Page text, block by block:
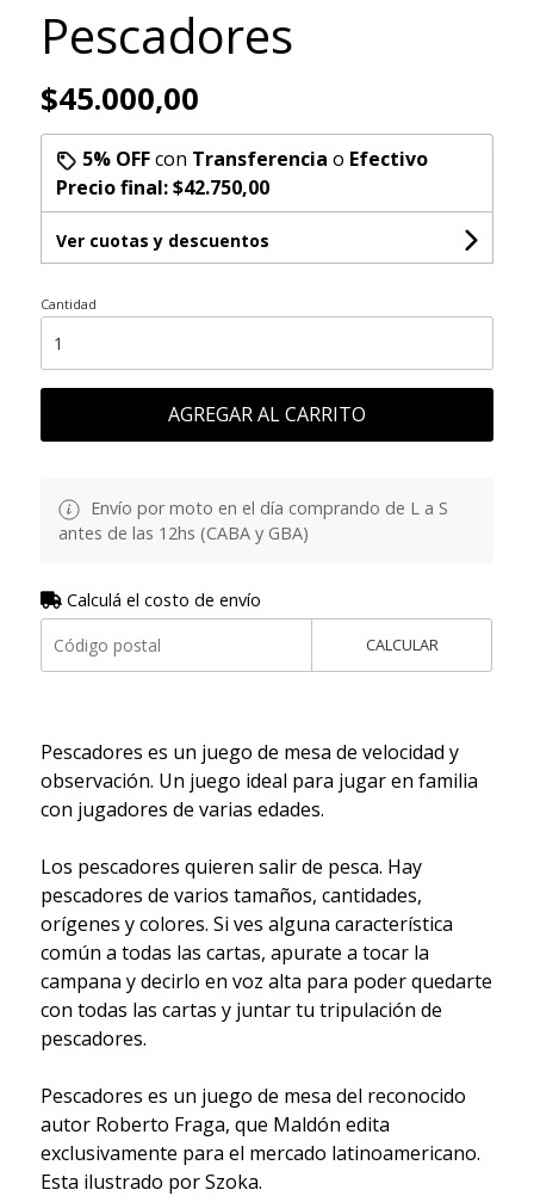
Pescadores
$45.000,00
5% OFFcon Transferencia o Efectivo
Precio final:$42.750,00
Ver cuotas y descuentos
Cantidad
AGREGAR AL CARRITO
Envío por moto en el día comprando de L a S
antes de las 12hs (CABA y GBA)
Calculá el costo de envío
CALCULAR
Pescadores es un juego de mesa de velocidad y
observación. Un juego ideal para jugar en familia
con jugadores de varias edades.
Los pescadores quieren salir de pesca. Hay
pescadores de varios tamaños, cantidades,
orígenes y colores. Si ves alguna característica
común a todas las cartas, apurate a tocar la
campana y decirlo en voz alta para poder quedarte
con todas las cartas y juntar tu tripulación de
pescadores.
Pescadores es un juego de mesa del reconocido
autor Roberto Fraga, que Maldón edita
exclusivamente para el mercado latinoamericano.
Esta ilustrado por Szoka.